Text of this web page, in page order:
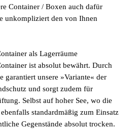
Container / Boxen auch dafür
unkompliziert den von Ihnen
als Lagerräume
ist absolut bewährt. Durch
garantiert unsere »Variante« der
und sorgt zudem für
Selbst auf hoher See, wo die
standardmäßig zum Einsatz
Gegenstände absolut trocken.